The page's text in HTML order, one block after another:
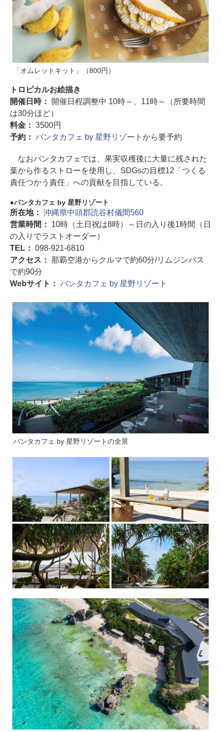
「オムレットキット」（800円）
トロピカルお絵描き
開催日時：
開催日程調整中 10時～、11時～（所要時間
は30分ほど）
料金： 3500円
予約： バンタカフェ by 星野リゾート から要予約
なおバンタカフェでは、果実収穫後に大量に残された
葉から作るストローを使用し、SDGsの目標12「つくる
責任つかう責任」への貢献を目指している。
バンタカフェ by 星野リゾート
所在地： 沖縄県中頭郡読谷村儀間560
営業時間： 10時（土日祝は8時）～日の入り後1時間（日
の入りでラストオーダー）
TEL： 098-921-6810
アクセス： 那覇空港からクルマで約60分/リムジンバス
で約90分
Webサイト： バンタカフェ by 星野リゾート
バンタカフェ by 星野リゾートの全景